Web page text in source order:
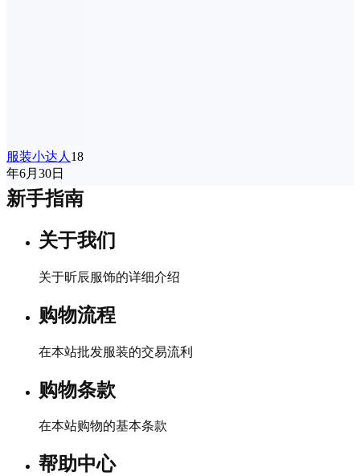
服装小达人 18
年6月30日
新手指南
关于我们
关于昕辰服饰的详细介绍
购物流程
在本站批发服装的交易流利
购物条款
在本站购物的基本条款
帮助中心